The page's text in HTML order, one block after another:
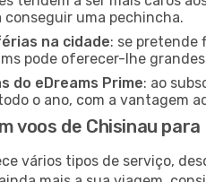
conseguir uma pechincha.
na cidade: se pretende
pode oferecer-lhe
do eDreams Prime: ao
o ano, com a vantagem
voos de Chisinau para
vários tipos de serviço,